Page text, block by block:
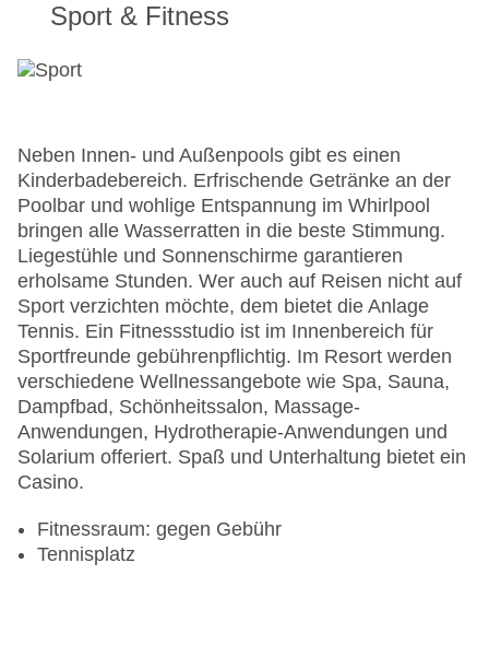
Sport & Fitness
Neben Innen- und Außenpools gibt es einen
Kinderbadebereich. Erfrischende Getränke an der
Poolbar und wohlige Entspannung im Whirlpool
bringen alle Wasserratten in die beste Stimmung.
Liegestühle und Sonnenschirme garantieren
erholsame Stunden. Wer auch auf Reisen nicht auf
Sport verzichten möchte, dem bietet die Anlage
Tennis. Ein Fitnessstudio ist im Innenbereich für
Sportfreunde gebührenpflichtig. Im Resort werden
verschiedene Wellnessangebote wie Spa, Sauna,
Dampfbad, Schönheitssalon, Massage-
Anwendungen, Hydrotherapie-Anwendungen und
Solarium offeriert. Spaß und Unterhaltung bietet ein
Casino.
Fitnessraum: gegen Gebühr
Tennisplatz